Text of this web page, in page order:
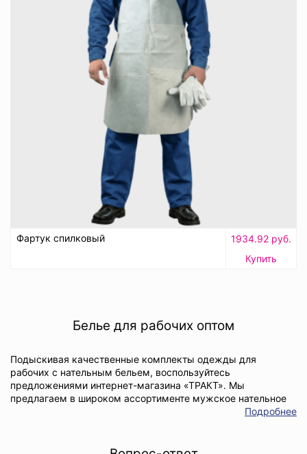
Фартук спилковый
1934.92 руб.
Купить
Белье для рабочих оптом
Подыскивая качественные комплекты одежды для
рабочих с нательным бельем, воспользуйтесь
предложениями интернет-магазина «ТРАКТ». Мы
предлагаем в широком ассортименте мужское нательное
белье из натуральных материалов, которое обеспечитПодробнее